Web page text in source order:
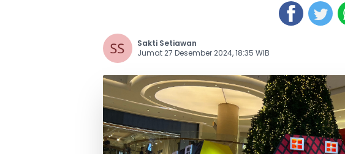
Sakti Setiawan
Jumat 27 Desember 2024, 18:35 WIB